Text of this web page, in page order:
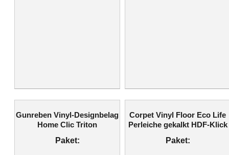
Gunreben Vinyl-Designbelag
Home Clic Triton
Paket:
Corpet Vinyl Floor Eco Life
Perleiche gekalkt HDF-Klick
Paket: